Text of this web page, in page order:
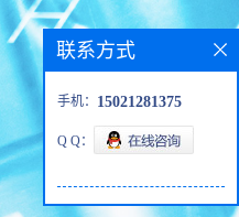
联系方式
手机： 15021281375
Q Q：